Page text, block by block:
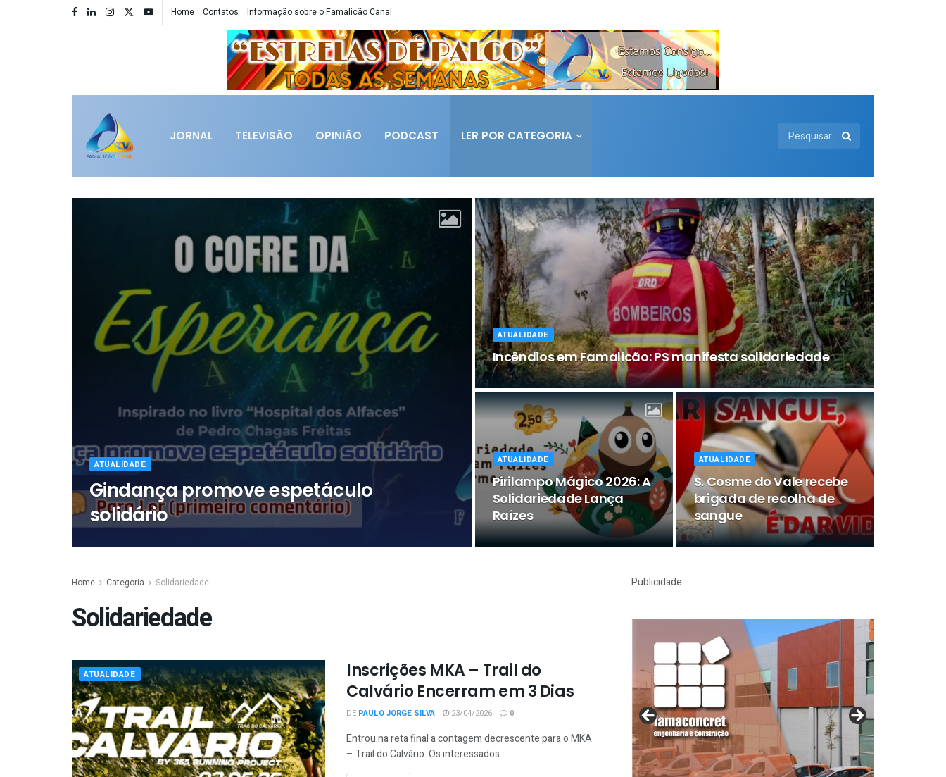
Home Contatos Informação sobre o Famalicão Canal
JORNAL TELEVISÃO OPINIÃO PODCAST LER POR CATEGORIA
ATUALIDADE
Gindança promove espetáculo
solidário
ATUALIDADE
Incêndios em Famalicão: PS manifesta solidariedade
ATUALIDADE
Pirilampo Mágico 2026: A
Solidariedade Lança
Raízes
ATUALIDADE
S. Cosme do Vale recebe
brigada de recolha de
sangue
Home Categoria Solidariedade
Solidariedade
ATUALIDADE
Inscrições MKA – Trail do
Calvário Encerram em 3 Dias
DE PAULO JORGE SILVA 23/04/2026 0
Entrou na reta final a contagem decrescente para o MKA
– Trail do Calvário. Os interessados...
Publicidade